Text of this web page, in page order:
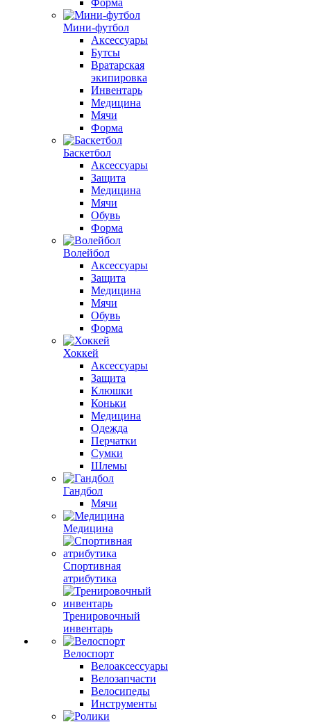
Форма
Мини-футбол
Аксессуары
Бутсы
Вратарская
экипировка
Инвентарь
Медицина
Мячи
Форма
Баскетбол
Аксессуары
Защита
Медицина
Мячи
Обувь
Форма
Волейбол
Аксессуары
Защита
Медицина
Мячи
Обувь
Форма
Хоккей
Аксессуары
Защита
Клюшки
Коньки
Медицина
Одежда
Перчатки
Сумки
Шлемы
Гандбол
Мячи
Медицина
Спортивная
атрибутика
Тренировочный
инвентарь
Велоспорт
Велоаксессуары
Велозапчасти
Велосипеды
Инструменты